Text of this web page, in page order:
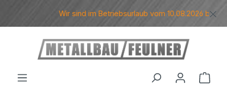
Zum Hauptinhalt springenWir sind im Betriebsurlaub vom 10.08.2026 bis